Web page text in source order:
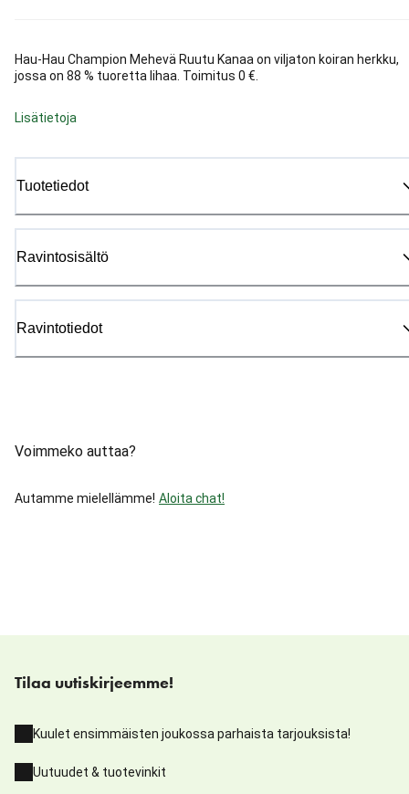
Hau-Hau Champion Mehevä Ruutu Kanaa on viljaton koiran herkku,
jossa on 88 % tuoretta lihaa. Toimitus 0 €.
Lisätietoja
Tuotetiedot
Ravintosisältö
Ravintotiedot
Voimmeko auttaa?
Autamme mielellämme! Aloita chat!
Tilaa uutiskirjeemme!
Kuulet ensimmäisten joukossa parhaista tarjouksista!
Uutuudet & tuotevinkit